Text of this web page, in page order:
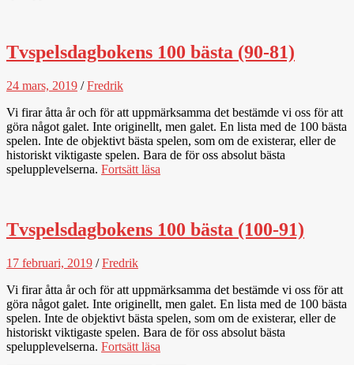
Tvspelsdagbokens 100 bästa (90-81)
24 mars, 2019 /Fredrik
Vi firar åtta år och för att uppmärksamma det bestämde vi oss för att
göra något galet. Inte originellt, men galet. En lista med de 100 bästa
spelen. Inte de objektivt bästa spelen, som om de existerar, eller de
historiskt viktigaste spelen. Bara de för oss absolut bästa
spelupplevelserna. Fortsätt läsa
Tvspelsdagbokens 100 bästa (100-91)
17 februari, 2019 /Fredrik
Vi firar åtta år och för att uppmärksamma det bestämde vi oss för att
göra något galet. Inte originellt, men galet. En lista med de 100 bästa
spelen. Inte de objektivt bästa spelen, som om de existerar, eller de
historiskt viktigaste spelen. Bara de för oss absolut bästa
spelupplevelserna. Fortsätt läsa